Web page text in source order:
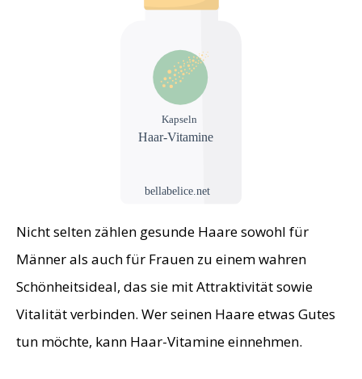
Nicht selten zählen gesunde Haare sowohl für
Männer als auch für Frauen zu einem wahren
Schönheitsideal, das sie mit Attraktivität sowie
Vitalität verbinden. Wer seinen Haare etwas Gutes
tun möchte, kann Haar-Vitamine einnehmen.